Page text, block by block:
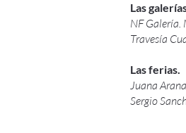
Las
NF Galería.
Travesía
Las ferias.
Juana
Sergio